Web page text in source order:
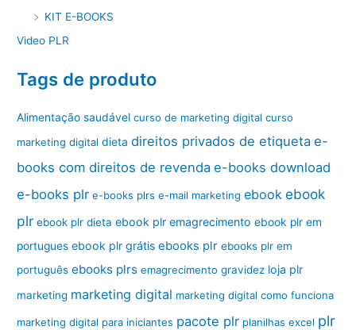
KIT E-BOOKS
Video PLR
Tags de produto
Alimentação saudável curso de marketing digital curso
marketing digital dieta direitos privados de etiqueta e-
books com direitos de revenda e-books download
e-books plr e-books plrs e-mail marketing ebook ebook
plr ebook plr dieta ebook plr emagrecimento ebook plr em
portugues ebook plr grátis ebooks plr ebooks plr em
português ebooks plrs emagrecimento gravidez loja plr
marketing marketing digital marketing digital como funciona
marketing digital para iniciantes pacote plr planilhas excel plr